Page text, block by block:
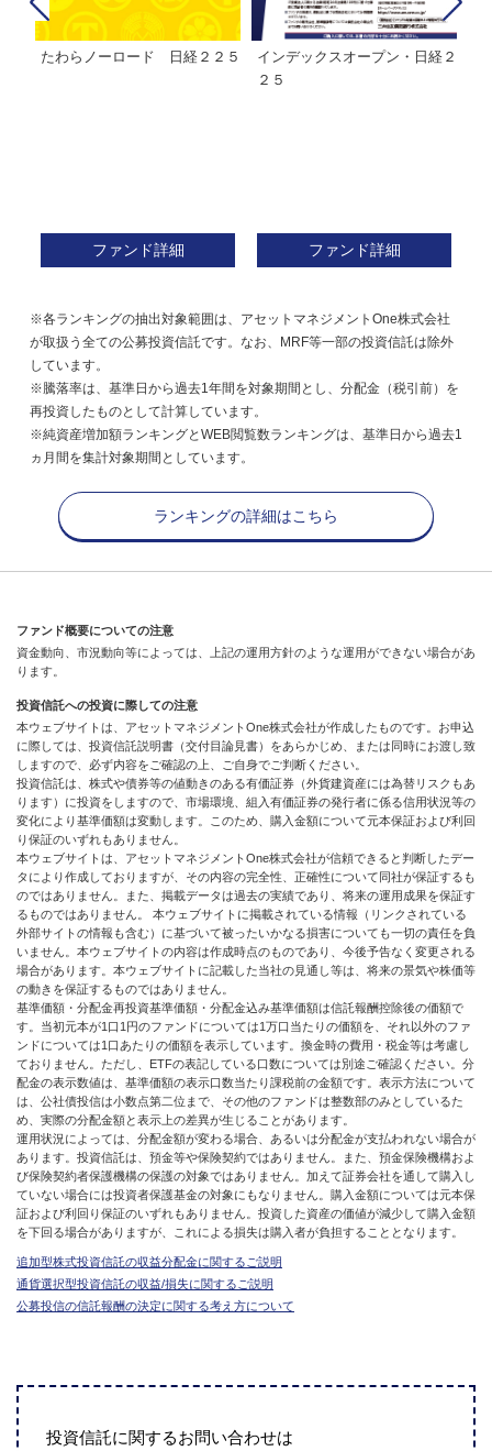
たわらノーロード 日経２２５
ファンド詳細
インデックスオープン・日経２
２５
ファンド詳細
※各ランキングの抽出対象範囲は、アセットマネジメントOne株式会社
が取扱う全ての公募投資信託です。なお、MRF等一部の投資信託は除外
しています。
※騰落率は、基準日から過去1年間を対象期間とし、分配金（税引前）を
再投資したものとして計算しています。
※純資産増加額ランキングとWEB閲覧数ランキングは、基準日から過去1
ヵ月間を集計対象期間としています。
ランキングの詳細はこちら
ファンド概要についての注意
資金動向、市況動向等によっては、上記の運用方針のような運用ができない場合があ
ります。
投資信託への投資に際しての注意
本ウェブサイトは、アセットマネジメントOne株式会社が作成したものです。お申込
に際しては、投資信託説明書（交付目論見書）をあらかじめ、または同時にお渡し致
しますので、必ず内容をご確認の上、ご自身でご判断ください。
投資信託は、株式や債券等の値動きのある有価証券（外貨建資産には為替リスクもあ
ります）に投資をしますので、市場環境、組入有価証券の発行者に係る信用状況等の
変化により基準価額は変動します。このため、購入金額について元本保証および利回
り保証のいずれもありません。
本ウェブサイトは、アセットマネジメントOne株式会社が信頼できると判断したデー
タにより作成しておりますが、その内容の完全性、正確性について同社が保証するも
のではありません。また、掲載データは過去の実績であり、将来の運用成果を保証す
るものではありません。 本ウェブサイトに掲載されている情報（リンクされている
外部サイトの情報も含む）に基づいて被ったいかなる損害についても一切の責任を負
いません。本ウェブサイトの内容は作成時点のものであり、今後予告なく変更される
場合があります。本ウェブサイトに記載した当社の見通し等は、将来の景気や株価等
の動きを保証するものではありません。
基準価額・分配金再投資基準価額・分配金込み基準価額は信託報酬控除後の価額で
す。当初元本が1口1円のファンドについては1万口当たりの価額を、それ以外のファ
ンドについては1口あたりの価額を表示しています。換金時の費用・税金等は考慮し
ておりません。ただし、ETFの表記している口数については別途ご確認ください。分
配金の表示数値は、基準価額の表示口数当たり課税前の金額です。表示方法について
は、公社債投信は小数点第二位まで、その他のファンドは整数部のみとしているた
め、実際の分配金額と表示上の差異が生じることがあります。
運用状況によっては、分配金額が変わる場合、あるいは分配金が支払われない場合が
あります。投資信託は、預金等や保険契約ではありません。また、預金保険機構およ
び保険契約者保護機構の保護の対象ではありません。加えて証券会社を通して購入し
ていない場合には投資者保護基金の対象にもなりません。購入金額については元本保
証および利回り保証のいずれもありません。投資した資産の価値が減少して購入金額
を下回る場合がありますが、これによる損失は購入者が負担することとなります。
追加型株式投資信託の収益分配金に関するご説明
通貨選択型投資信託の収益/損失に関するご説明
公募投信の信託報酬の決定に関する考え方について
投資信託に関するお問い合わせは